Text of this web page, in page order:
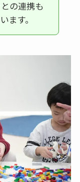
の連携も
ます。